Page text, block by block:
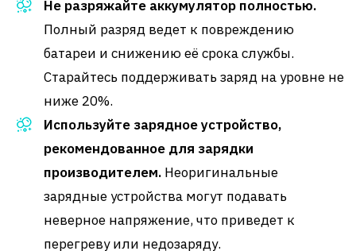
Не разряжайте аккумулятор полностью.
Полный разряд ведет к повреждению
батареи и снижению её срока службы.
Старайтесь поддерживать заряд на уровне не
ниже 20%.
Используйте зарядное устройство,
рекомендованное для зарядки
производителем. Неоригинальные
зарядные устройства могут подавать
неверное напряжение, что приведет к
перегреву или недозаряду.